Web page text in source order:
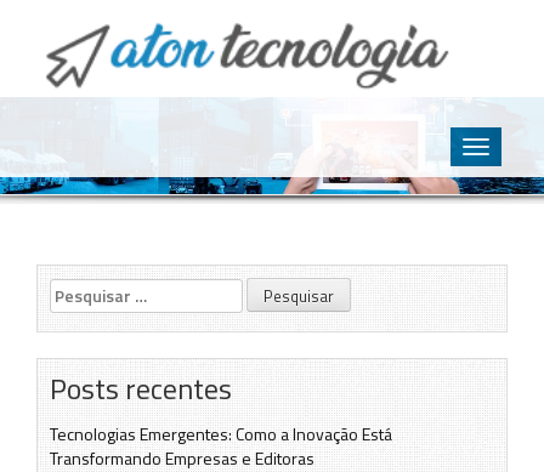
O point da Tecnologia
Toggle
Pesquisar
por:
Posts recentes
Tecnologias Emergentes: Como a Inovação Está
Transformando Empresas e Editoras